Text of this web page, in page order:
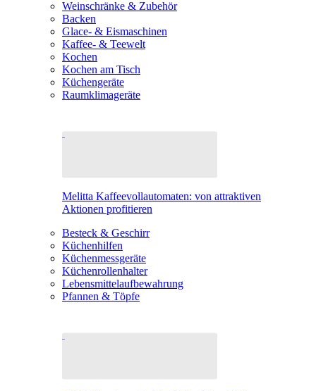
Weinschränke & Zubehör
Backen
Glace- & Eismaschinen
Kaffee- & Teewelt
Kochen
Kochen am Tisch
Küchengeräte
Raumklimageräte
Melitta Kaffeevollautomaten: von attraktiven
Aktionen profitieren
Besteck & Geschirr
Küchenhilfen
Küchenmessgeräte
Küchenrollenhalter
Lebensmittelaufbewahrung
Pfannen & Töpfe